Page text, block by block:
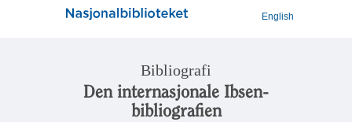
English
Bibliografi
Den internasjonale Ibsen-
bibliografien